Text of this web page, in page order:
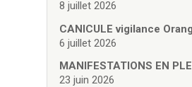
8 juillet 2026
CANICULE vigilance
6 juillet 2026
MANIFESTATIONS EN
23 juin 2026